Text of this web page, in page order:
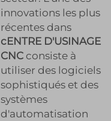
innovations les plus
récentes dans
cENTRE D'USINAGE
CNC consiste à
utiliser des logiciels
sophistiqués et des
systèmes
d'automatisation